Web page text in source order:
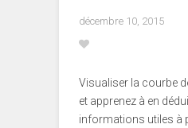
décembre 10, 2015
Visualiser la courbe
et apprenez à en
informations utiles à